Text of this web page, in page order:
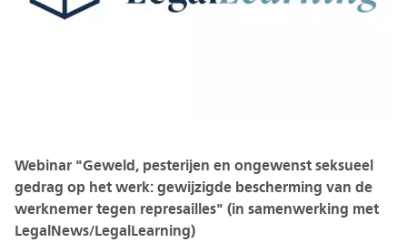
Webinar "Geweld, pesterijen en ongewenst seksueel
gedrag op het werk: gewijzigde bescherming van de
werknemer tegen represailles" (in samenwerking met
LegalNews/LegalLearning)